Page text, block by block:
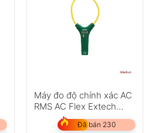
Máy đo độ chính xác AC
RMS AC Flex Extech
MA3018
Đã bán 230